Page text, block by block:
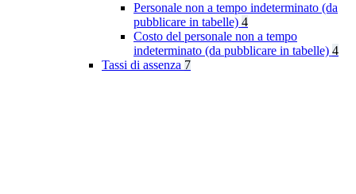
Personale non a tempo indeterminato (da
pubblicare in tabelle) 4
Costo del personale non a tempo
indeterminato (da pubblicare in tabelle) 4
Tassi di assenza 7